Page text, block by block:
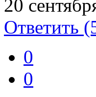
20
Ответить
0
0